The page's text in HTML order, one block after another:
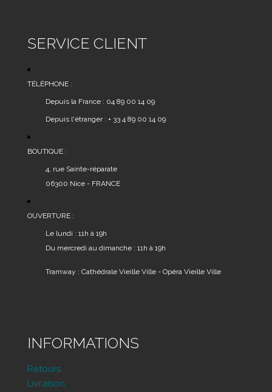
SERVICE CLIENT
TÉLÉPHONE :
Depuis la France : 04 89 00 14 09
Depuis l'étranger : + 33 4 89 00 14 09
BOUTIQUE :
4, rue Sainte-réparate
06300 Nice - FRANCE
OUVERTURE :
Le lundi : 11h à 19h
Du mercredi au dimanche : 11h à 19h
Tramway : Cathédrale Vieille Ville - Opéra Vieille Ville
INFORMATIONS
Retours
Livraison